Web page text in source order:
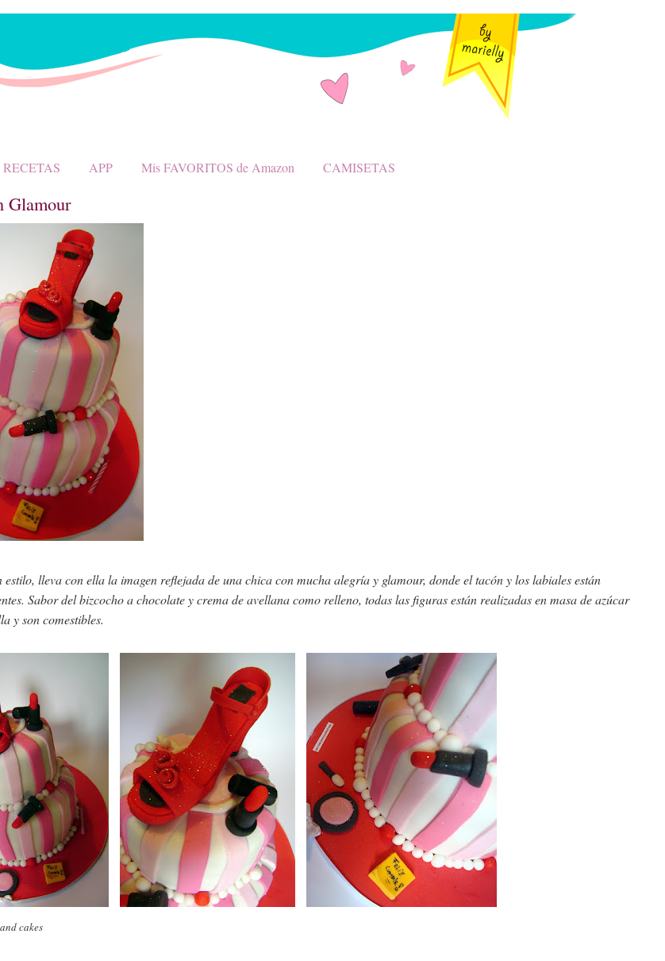
RECETAS APP Mis FAVORITOS de Amazon CAMISETAS
Glamour
estilo, lleva con ella la imagen reflejada de una chica con mucha alegría y glamour, donde el tacón y los labiales están
Sabor del bizcocho a chocolate y crema de avellana como relleno, todas las figuras están realizadas en masa de azúcar
y son comestibles.
cakes